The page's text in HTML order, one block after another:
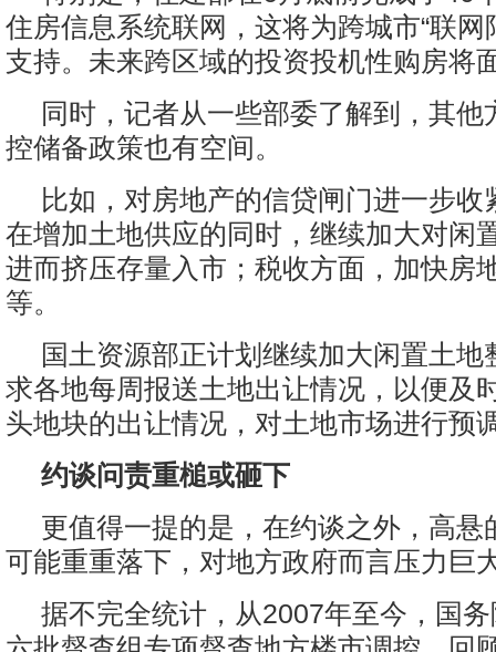
住房信息系统联网，这将为跨城市“联网
支持。未来跨区域的投资投机性购房将
同时，记者从一些部委了解到，其他
控储备政策也有空间。
比如，对房地产的信贷闸门进一步收
在增加土地供应的同时，继续加大对闲
进而挤压存量入市；税收方面，加快房
等。
国土资源部正计划继续加大闲置土地
求各地每周报送土地出让情况，以便及
头地块的出让情况，对土地市场进行预
约谈问责重槌或砸下
更值得一提的是，在约谈之外，高悬
可能重重落下，对地方政府而言压力巨
据不完全统计，从2007年至今，国